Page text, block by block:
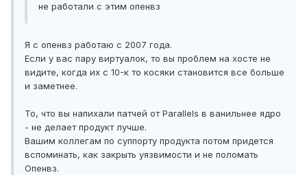
не работали с этим опенвз
Я с опенвз работаю с 2007 года.
Если у вас пару виртуалок, то вы проблем на хосте не
видите, когда их с 10-к то косяки становится все больше
и заметнее.
То, что вы напихали патчей от Parallels в ванильнее ядро
- не делает продукт лучше.
Вашим коллегам по суппорту продукта потом придется
вспоминать, как закрыть уязвимости и не поломать
Опенвз.